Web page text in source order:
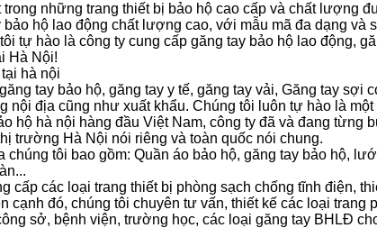
trong những trang thiết bị bảo hộ cao cấp và chất lượng
hộ lao động chất lượng cao, với mẫu mã đa dạng và
tự hào là công ty cung cấp găng tay bảo hộ lao động,
Hà Nội!
hà nội
tay bảo hộ, găng tay y tế, găng tay vải, Găng tay sợi
nội địa cũng như xuất khẩu. Chúng tôi luôn tự hào là một
hộ hà nội hàng đầu Việt Nam, công ty đã và đang từng
trường Hà Nội nói riêng và toàn quốc nói chung.
chúng tôi bao gồm: Quần áo bảo hộ, găng tay bảo hộ,
cấp các loại trang thiết bị phòng sạch chống tĩnh điện,
cạnh đó, chúng tôi chuyên tư vấn, thiết kế các loại trang
sở, bệnh viện, trường học, các loại găng tay BHLĐ